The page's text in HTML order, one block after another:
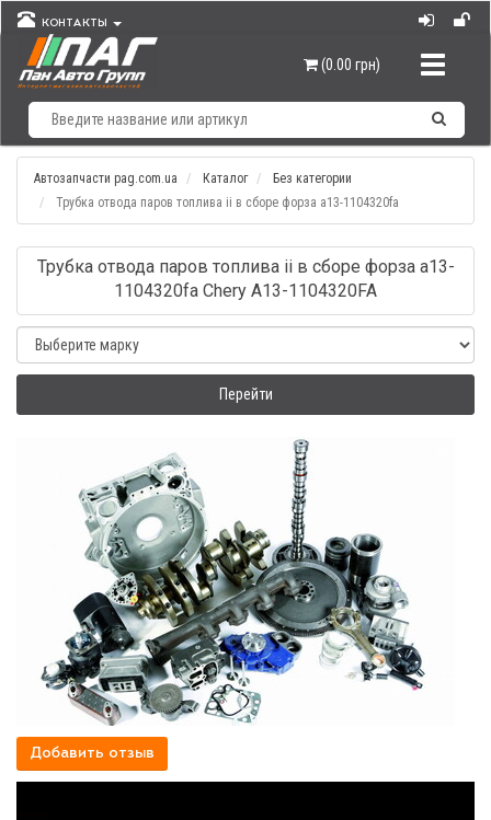
КОНТАКТЫ
(0.00 грн)
Автозапчасти pag.com.ua Каталог
Без категории
Трубка отвода паров топлива ii в сборе форза а13-1104320fа
Трубка отвода паров топлива ii в сборе форза а13-
1104320fа Chery A13-1104320FA
Перейти
Добавить отзыв